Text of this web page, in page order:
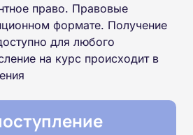
право. Правовые
формате. Получение
для любого
на курс происходит в